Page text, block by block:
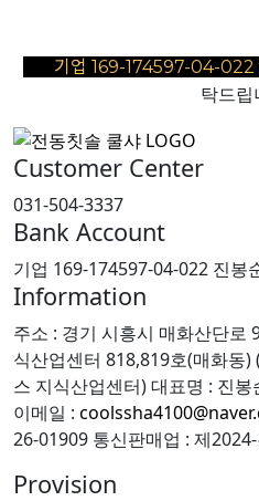
기업 169-174597-04-
탁드립
Customer Center
031-504-3337
Bank Account
기업 169-174597-04-022 진봉
Information
주소 : 경기 시흥시 매화산단로
식산업센터 818,819호(매화동
스 지식산업센터)대표명 : 진봉
이메일 :
26-01909 통신판매업 : 제
Provision